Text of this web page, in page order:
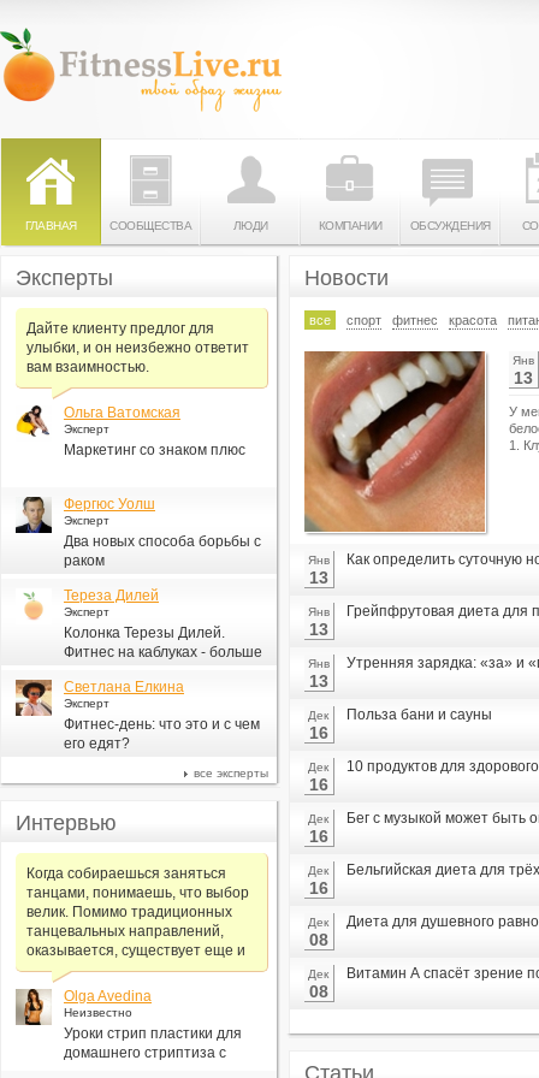
ГЛАВНАЯ СООБЩЕСТВА ЛЮДИ КОМПАНИИ ОБСУЖДЕНИЯ
Новости
все спорт фитнес красота
Янв
13
У
1.
Янв
13
Как определить суточную
Янв
13
Грейпфрутовая диета для
Янв
13
Утренняя зарядка: «за» и
Дек
16
Польза бани и сауны
Дек
16
10 продуктов для
Дек
16
Бег с музыкой может быть
Дек
16
Бельгийская диета для
Дек
08
Диета для душевного
Дек
08
Витамин А спасёт зрение
Статьи
Эксперты
Дайте клиенту предлог для
улыбки, и он неизбежно ответит
вам взаимностью.
Ольга Ватомская
Эксперт
Маркетинг со знаком плюс
Фергюс Уолш
Эксперт
Два новых способа борьбы с
раком
Тереза Дилей
Эксперт
Колонка Терезы Дилей.
Фитнес на каблуках - больше
Светлана Елкина
Эксперт
Фитнес-день: что это и с чем
его едят?
все эксперты
Интервью
Когда собираешься заняться
танцами, понимаешь, что выбор
велик. Помимо традиционных
танцевальных направлений,
оказывается, существует еще и
Olga Avedina
Неизвестно
Уроки стрип пластики для
домашнего стриптиза с